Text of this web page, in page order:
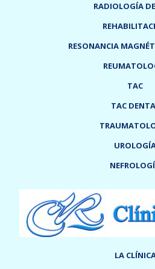
RADIOLOGÍA
RESONANCIA
TAC
TAC
LA